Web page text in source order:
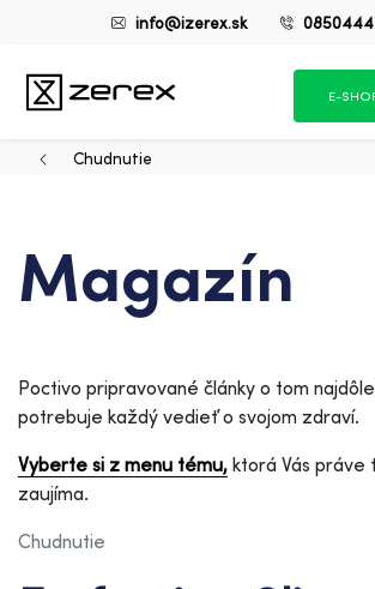
info@izerex.sk
E-
Chudnutie
Magazín
Poctivo pripravované články o tom
potrebuje každý vedieť o svojom zdraví.
Vyberte si z menu tému, ktorá Vás práve
zaujíma.
Chudnutie